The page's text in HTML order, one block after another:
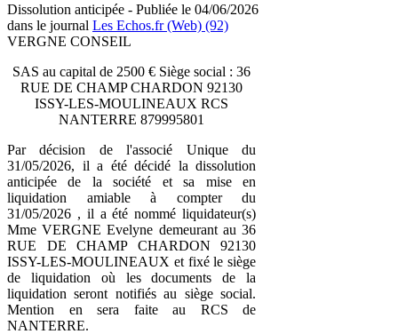
Dissolution anticipée - Publiée le 04/06/2026
dans le journal Les Echos.fr (Web) (92)
VERGNE CONSEIL
SAS au capital de 2500 € Siège social : 36
RUE DE CHAMP CHARDON 92130
ISSY-LES-MOULINEAUX RCS
NANTERRE 879995801
Par décision de l'associé Unique du
31/05/2026, il a été décidé la dissolution
anticipée de la société et sa mise en
liquidation amiable à compter du
31/05/2026 , il a été nommé liquidateur(s)
Mme VERGNE Evelyne demeurant au 36
RUE DE CHAMP CHARDON 92130
ISSY-LES-MOULINEAUX et fixé le siège
de liquidation où les documents de la
liquidation seront notifiés au siège social.
Mention en sera faite au RCS de
NANTERRE.